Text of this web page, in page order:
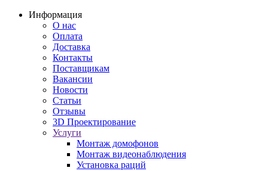
Информация
О нас
Оплата
Доставка
Контакты
Поставщикам
Вакансии
Новости
Статьи
Отзывы
3D Проектирование
Услуги
Монтаж домофонов
Монтаж видеонаблюдения
Установка раций